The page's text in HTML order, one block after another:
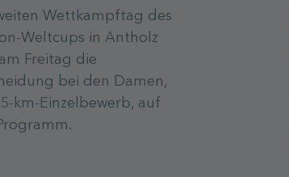
Wettkampftag des
Weltcups in Antholz
Freitag die
bei den Damen,
km-Einzelbewerb, auf